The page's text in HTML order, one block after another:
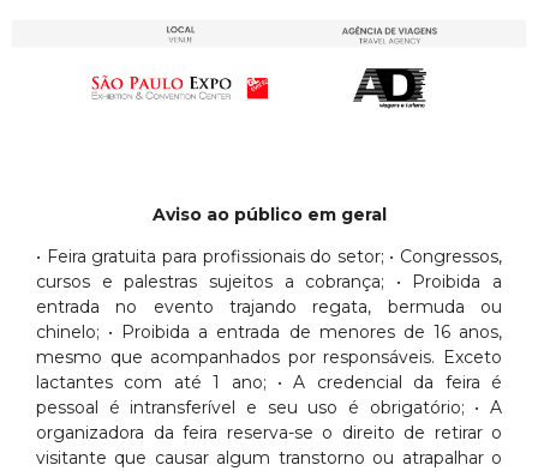
Aviso ao público em geral
• Feira gratuita para profissionais do setor; • Congressos,
cursos e palestras sujeitos a cobrança; • Proibida a
entrada no evento trajando regata, bermuda ou
chinelo; • Proibida a entrada de menores de 16 anos,
mesmo que acompanhados por responsáveis. Exceto
lactantes com até 1 ano; • A credencial da feira é
pessoal é intransferível e seu uso é obrigatório; • A
organizadora da feira reserva-se o direito de retirar o
visitante que causar algum transtorno ou atrapalhar o